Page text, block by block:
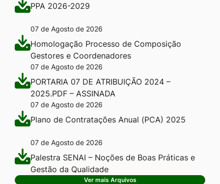
PPA 2026-2029
07 de Agosto de 2026
Homologação Processo de Composição
Gestores e Coordenadores
07 de Agosto de 2026
PORTARIA 07 DE ATRIBUIÇÃO 2024 –
2025.PDF – ASSINADA
07 de Agosto de 2026
Plano de Contratações Anual (PCA) 2025
07 de Agosto de 2026
Palestra SENAI – Noções de Boas Práticas e
Gestão da Qualidade
Ver mais Arquivos